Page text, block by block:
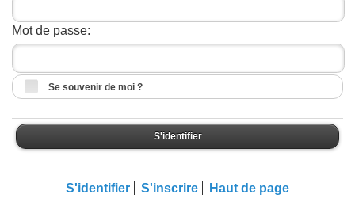
Mot de passe:
Se souvenir de moi ?
S'identifier
S'identifier S'inscrire Haut de page